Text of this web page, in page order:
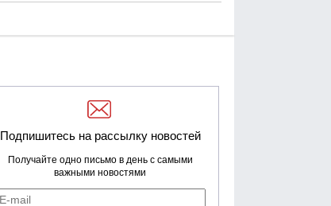
Подпишитесь на рассылку новостей
Получайте одно письмо в день с самыми
важными новостями